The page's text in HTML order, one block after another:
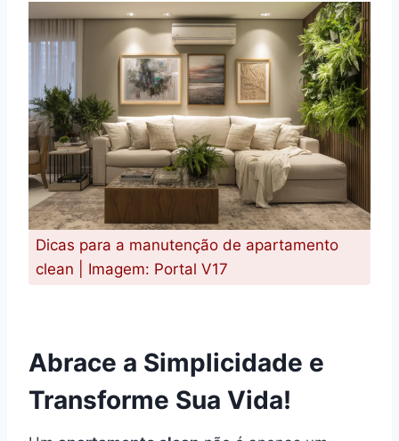
Dicas para a manutenção de apartamento
clean | Imagem: Portal V17
Abrace a Simplicidade e
Transforme Sua Vida!